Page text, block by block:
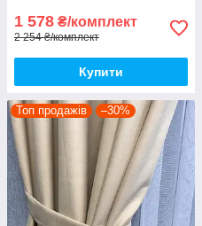
1 578 ₴/комплект
2 254 ₴/комплект
Купити
Топ продажів –30%